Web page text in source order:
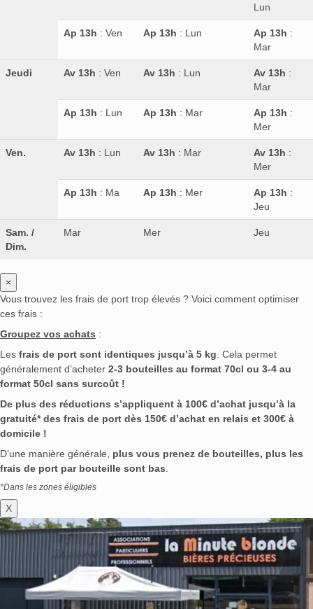
Lun
Ap 13h : Ven Ap 13h : Lun Ap 13h :
Mar
Jeudi Av 13h : Ven Av 13h : Lun Av 13h :
Mar
Ap 13h : Lun Ap 13h : Mar Ap 13h :
Mer
Ven. Av 13h : Lun Av 13h : Mar Av 13h :
Mer
Ap 13h : Ma Ap 13h : Mer Ap 13h :
Jeu
Sam. /
Dim.
Mar Mer Jeu
×
Vous trouvez les frais de port trop élevés ? Voici comment optimiser
ces frais :
Groupez vos achats :
Les frais de port sont identiques jusqu’à 5 kg. Cela permet
généralement d’acheter 2-3 bouteilles au format 70cl ou 3-4 au
format 50cl sans surcoût !
De plus des réductions s’appliquent à 100€ d’achat jusqu’à la
gratuité* des frais de port dès 150€ d’achat en relais et 300€ à
domicile !
D’une manière générale, plus vous prenez de bouteilles, plus les
frais de port par bouteille sont bas.
*Dans les zones éligibles
X